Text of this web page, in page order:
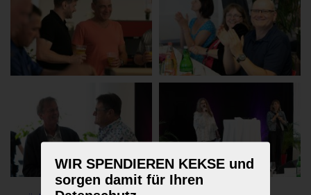
WIR SPENDIEREN KEKSE und
sorgen damit für Ihren